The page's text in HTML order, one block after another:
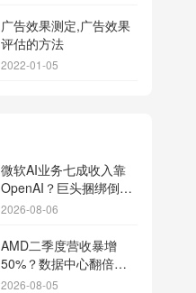
广告效果测定,广告效果
评估的方法
2022-01-05
微软AI业务七成收入靠
OpenAI？巨头捆绑倒逼
出海App独立追踪全渠道
2026-08-06
AMD二季度营收暴增
50%？数据中心翻倍增
长驱动跨端分发新底座
2026-08-05